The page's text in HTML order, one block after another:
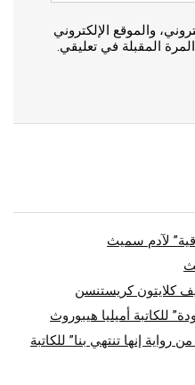
والموقع الإلكتروني
المقبلة في تعليقي.
لآدم سميث
كلايتون كريستنسن
للكاتبة أميليا هيبوروث
رواية إنها تنتهي بنا” للكاتبة